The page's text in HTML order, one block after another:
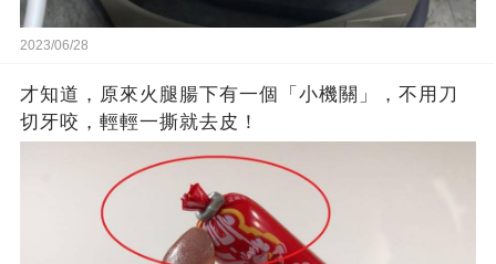
2023/06/28
才知道，原來火腿腸下有一個「小機關」，不用刀
切牙咬，輕輕一撕就去皮！